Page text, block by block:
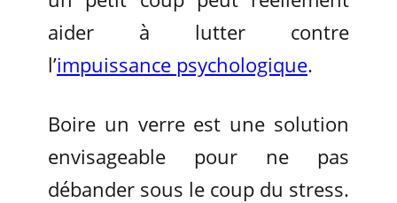
aider à lutter contre
l’impuissance psychologique.
Boire un verre est une solution
envisageable pour ne pas
débander sous le coup du stress.